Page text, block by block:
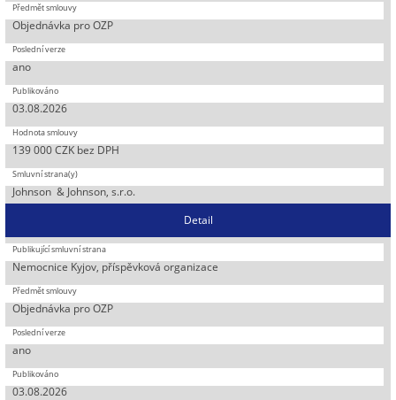
Objednávka pro OZP
ano
03.08.2026
139 000 CZK bez DPH
Johnson & Johnson, s.r.o.
Detail
Nemocnice Kyjov, příspěvková organizace
Objednávka pro OZP
ano
03.08.2026